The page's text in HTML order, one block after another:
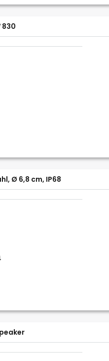
Ø 6,8 cm, IP68